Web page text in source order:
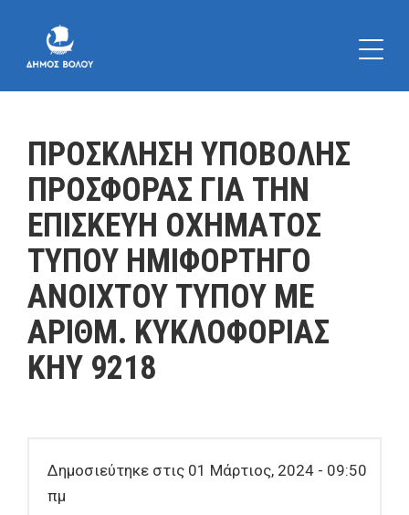
ΠΡΟΣΚΛΗΣΗ ΥΠΟΒΟΛΗΣ
ΠΡΟΣΦΟΡΑΣ ΓΙΑ ΤΗΝ
ΕΠΙΣΚΕΥΗ ΟΧΗΜΑΤΟΣ
ΤΥΠΟΥ ΗΜΙΦΟΡΤΗΓΟ
ΑΝΟΙΧΤΟΥ ΤΥΠΟΥ ΜΕ
ΑΡΙΘΜ. ΚΥΚΛΟΦΟΡΙΑΣ
ΚΗΥ 9218
Δημοσιεύτηκε στις 01 Μάρτιος, 2024 - 09:50
πμ